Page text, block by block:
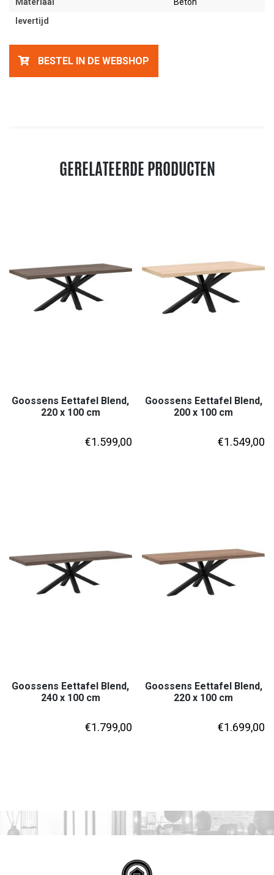
levertijd
BESTEL IN DE WEBSHOP
GERELATEERDE PRODUCTEN
Goossens Eettafel Blend,
220 x 100 cm
€1.599,00
Goossens Eettafel Blend,
200 x 100 cm
€1.549,00
Goossens Eettafel Blend,
240 x 100 cm
€1.799,00
Goossens Eettafel Blend,
220 x 100 cm
€1.699,00